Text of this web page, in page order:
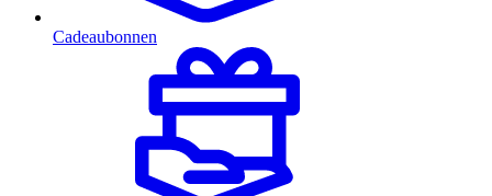
Cadeaubonnen